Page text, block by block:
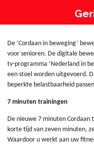
de
hoofdinhoud
De ‘Cordaan in beweging’
voor senioren. De digitale
tv-programma ‘Nederland in
een stoel worden uitgevoerd.
beperkte belastbaarheid
7 minuten trainingen
De nieuwe 7 minuten Cordaan
korte tijd van zeven minuten,
Waardoor u werkt aan uw